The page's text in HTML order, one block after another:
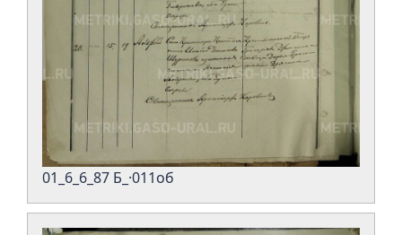
01_6_6_87 Б_·011об